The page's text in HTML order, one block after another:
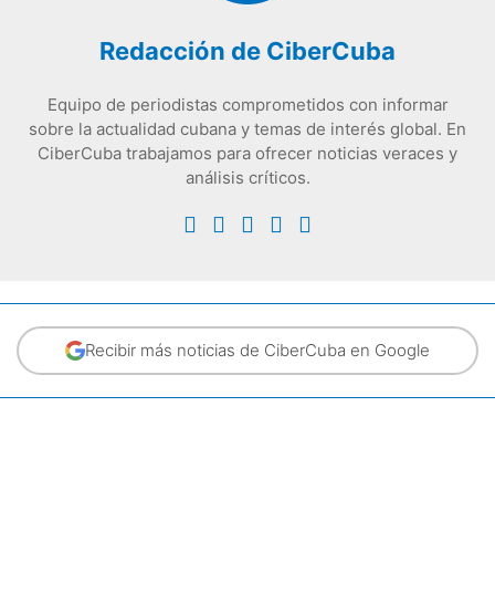
Redacción de CiberCuba
Equipo de periodistas comprometidos con informar
sobre la actualidad cubana y temas de interés global. En
CiberCuba trabajamos para ofrecer noticias veraces y
análisis críticos.
Recibir más noticias de CiberCuba en Google